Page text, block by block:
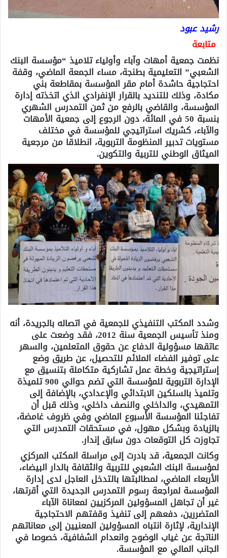
رشيد عبود
متابعة
نظمت جمعية أمهات وآباء وأولياء تلاميذ “مؤسسة البنك
الشعبي” التعليمية بطنجة، مساء الجمعة الماضي، وقفة
احتجاجية حاشدة أمام مقر المؤسسة بمقاطعة بني
مكادة، وذلك للتنديد بالقرار الإنفرادي الذي اتخذته إدارة
المؤسسة، والقاضي بالرفع من ثمن التمدرس الشهري
بنسبة 50 في المائة، دون الرجوع إلى جمعية الأمهات
والآباء، كشريك استراتيجي للمؤسسة في مختلف
مستويات تدبير المنظومة التربوية، انطلاقا من مرجعية
الميثاق الوطني للتربية والتكوين.
وشدد المكتب التنفيذي للجمعية في اتصاله بالجريدة، أنه
ومنذ تأسيس الجمعية سنة 2012، فقد وضعت على
عاتقها مسؤولية الدفاع عن حقوق المتعلمين، والسهر
على توفير الفضاء الملائم للتحصيل، عن طريق وضع
إستراتيجية وخطة عمل تشاركية متكاملة بتنسيق مع
الإدارة التربوية للمؤسسة التي تضم حوالي 900 تلميذة
وتلميذ بالسلكين الابتدائي والإعدادي، بالإضافة إلى
التمهيدي، والداخلي والنصف داخلي، وذلك قبل أن
تفاجئنا المؤسسة الأسبوع الماضي وفي ظروف غامضة،
بالزيادة وبشكل مهول، في مستحقات التمدرس التي
تجاوزت كل التوقعات دون سابق إندار.
وكانت الجمعية، قد بادرت إلى مراسلة المكتب المركزي
لمؤسسة البنك الشعبي للتربية والثقافة بالدار البيضاء،
الأربعاء الماضي، لمطالبتها بالتدخل العاجل لدى إدارة
المؤسسة لمراجعة رسوم التمدرس الجديدة التي أقرتها،
غير أن تجاهل المسؤولين المركزيين لمعاناة الآباء
المتضررين، دفعهم إلى تنفيذ وقفتهم الاحتجاجية
الإندارية، لإثارة انتباه المسؤولين المعنيين إلى معاناتهم
الناتجة عن غياب الوضوح وانعدام الشفافية، خصوصا في
الجانب المالي مع المؤسسة.